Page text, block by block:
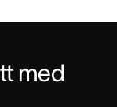
med